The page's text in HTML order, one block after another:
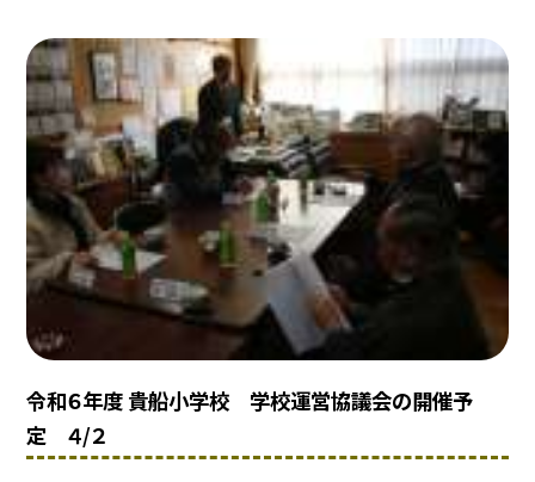
令和６年度 貴船小学校 学校運営協議会の開催予
定 ４/２